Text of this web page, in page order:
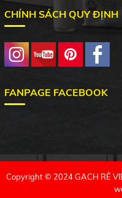
CHÍNH SÁCH QUY ĐỊNH
FANPAGE FACEBOOK
Copyright © 2024 GẠCH RẺ